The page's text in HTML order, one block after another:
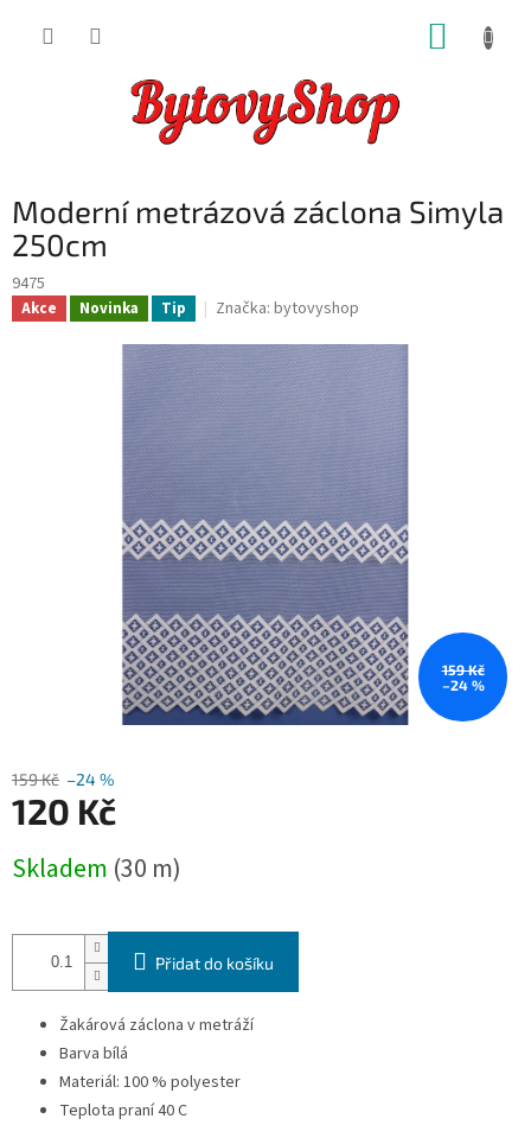
Moderní metrázová záclona Simyla
250cm
9475
Akce Novinka Tip Značka: bytovyshop
159 Kč
–24 %
159 Kč –24 %
120 Kč
cena:
Skladem (30 m)
Přidat do košíku
Žakárová záclona v metráží
Barva bílá
Materiál: 100 % polyester
Teplota praní 40 C